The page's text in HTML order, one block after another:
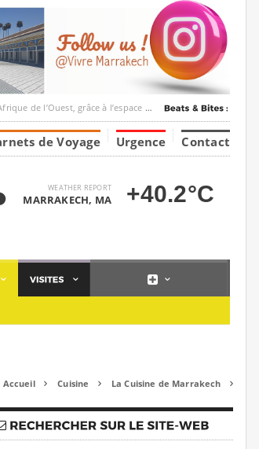
à l’espace Marrakesh-Tumbuktu.
de Voyage Urgence Contact
WEATHER REPORT
MARRAKECH, MA +40.2°C
Accueil  Cuisine  La Cuisine de Marrakech 